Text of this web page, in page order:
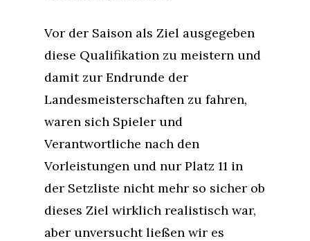
Vor der Saison als Ziel ausgegeben
diese Qualifikation zu meistern und
damit zur Endrunde der
Landesmeisterschaften zu fahren,
waren sich Spieler und
Verantwortliche nach den
Vorleistungen und nur Platz 11 in
der Setzliste nicht mehr so sicher ob
dieses Ziel wirklich realistisch war,
aber unversucht ließen wir es